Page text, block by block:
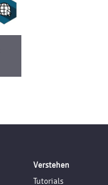
Verstehen
Tutorials